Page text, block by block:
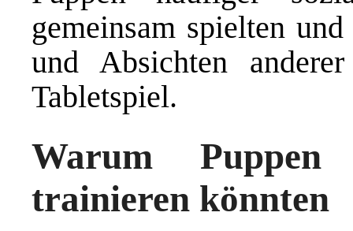
gemeinsam spielten
und Absichten
Tabletspiel.
Warum Puppen
trainieren könnten